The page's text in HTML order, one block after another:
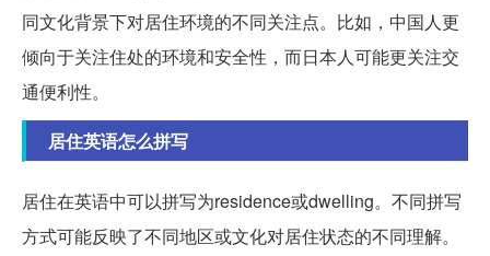
同文化背景下对居住环境的不同关注点。比如，中国人更
倾向于关注住处的环境和安全性，而日本人可能更关注交
通便利性。
居住英语怎么拼写
居住在英语中可以拼写为residence或dwelling。不同拼写
方式可能反映了不同地区或文化对居住状态的不同理解。